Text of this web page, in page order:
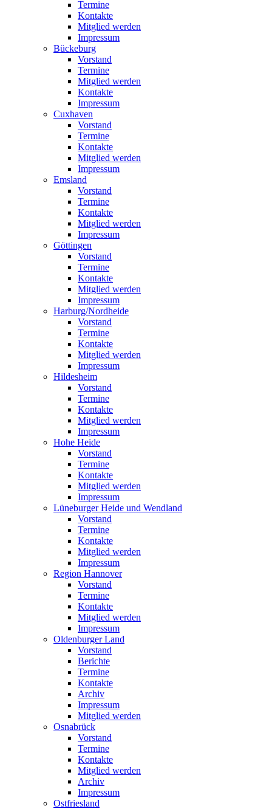
Termine
Kontakte
Mitglied werden
Impressum
Bückeburg
Vorstand
Termine
Mitglied werden
Kontakte
Impressum
Cuxhaven
Vorstand
Termine
Kontakte
Mitglied werden
Impressum
Emsland
Vorstand
Termine
Kontakte
Mitglied werden
Impressum
Göttingen
Vorstand
Termine
Kontakte
Mitglied werden
Impressum
Harburg/Nordheide
Vorstand
Termine
Kontakte
Mitglied werden
Impressum
Hildesheim
Vorstand
Termine
Kontakte
Mitglied werden
Impressum
Hohe Heide
Vorstand
Termine
Kontakte
Mitglied werden
Impressum
Lüneburger Heide und Wendland
Vorstand
Termine
Kontakte
Mitglied werden
Impressum
Region Hannover
Vorstand
Termine
Kontakte
Mitglied werden
Impressum
Oldenburger Land
Vorstand
Berichte
Termine
Kontakte
Archiv
Impressum
Mitglied werden
Osnabrück
Vorstand
Termine
Kontakte
Mitglied werden
Archiv
Impressum
Ostfriesland